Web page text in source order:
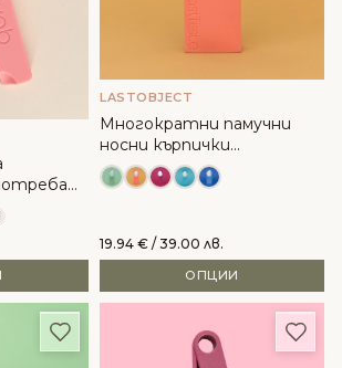
LASTOBJECT
Многократни памучни
носни кърпички
LASTTISSUE - LastObject
19.94 € / 39.00 лв.
ОПЦИИ
Добави в любими